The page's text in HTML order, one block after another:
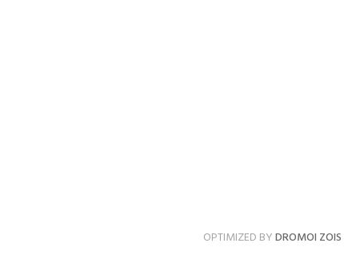
OPTIMIZED BYDROMOI ZOIS